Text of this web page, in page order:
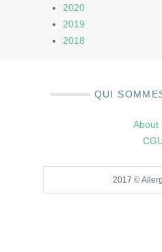
2020
2019
2018
QUI
About
2017 ©